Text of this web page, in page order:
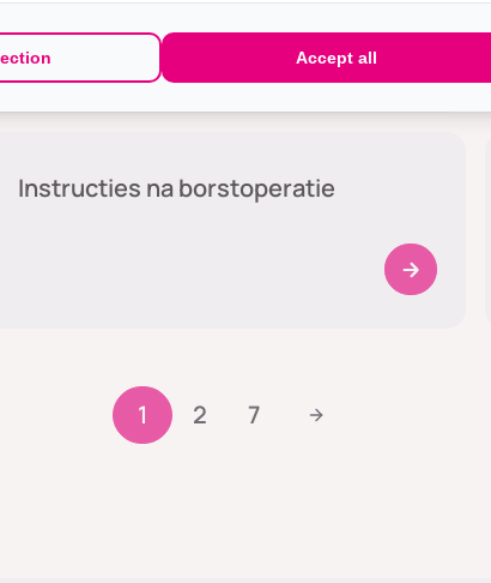
Instructies na borstoperatie
1 2 7
Accept all